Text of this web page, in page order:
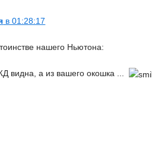
в 01:28:17
нашего Ньютона:
видна, а из вашего окошка ...